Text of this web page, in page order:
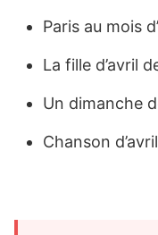
Paris au mois
La fille d’avril
Un dimanche
Chanson